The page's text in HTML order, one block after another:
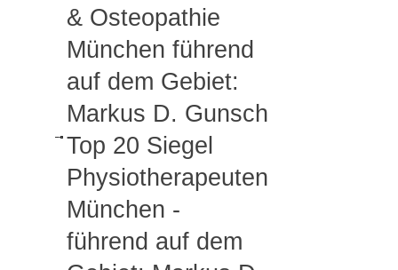
& Osteopathie
München führend
auf dem Gebiet:
Markus D. Gunsch
Top 20 Siegel
Physiotherapeuten
München -
führend auf dem